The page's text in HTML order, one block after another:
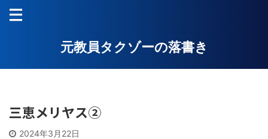
元教員タクゾーの落書き
三恵メリヤス②
2024年3月22日